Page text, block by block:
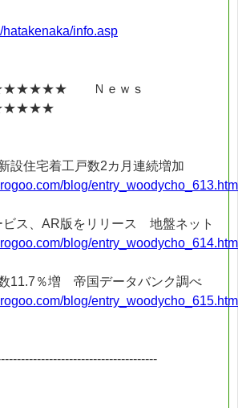
hatakenaka/info.asp
Ｎｅｗｓ
設住宅着工戸数2カ月連続増加
blog/
ビス、AR版をリリース 地盤ネット
blog/
11.7％増 帝国データバンク調べ
blog/